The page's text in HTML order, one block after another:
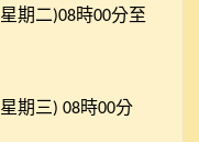
星期二)08時00分至
星期三) 08時00分